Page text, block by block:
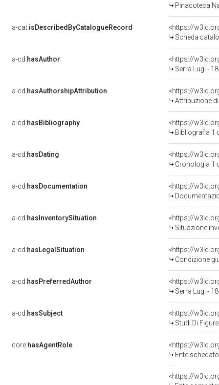
Pinacoteca
a-cat:isDescribedByCatalogueRecord
<https://
Scheda
a-cd:hasAuthor
<https://
Serra Lugi -
a-cd:hasAuthorshipAttribution
<https://
Attribuzione
a-cd:hasBibliography
<https://
Bibliografia 1
a-cd:hasDating
<https://
Cronologia 1
a-cd:hasDocumentation
a-cd:hasInventorySituation
<https://
Situazione
a-cd:hasLegalSituation
<https://
Condizione
a-cd:hasPreferredAuthor
<https://
Serra Lugi -
a-cd:hasSubject
<https://
Studi Di Figure
core:hasAgentRole
<https://
Ente schedatore del
<https://